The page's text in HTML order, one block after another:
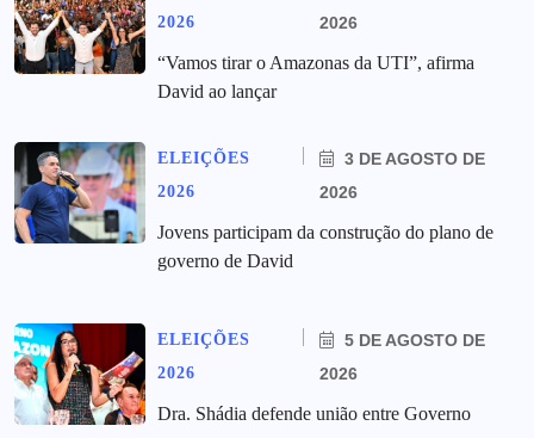
2026
2026
“Vamos tirar o Amazonas da UTI”, afirma
David ao lançar
ELEIÇÕES
2026
3 DE AGOSTO DE
2026
Jovens participam da construção do plano de
governo de David
ELEIÇÕES
2026
5 DE AGOSTO DE
2026
Dra. Shádia defende união entre Governo